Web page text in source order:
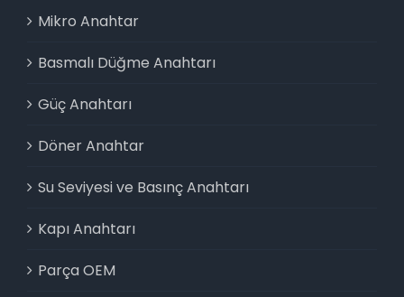
Mikro Anahtar
Basmalı Düğme Anahtarı
Güç Anahtarı
Döner Anahtar
Su Seviyesi ve Basınç Anahtarı
Kapı Anahtarı
Parça OEM